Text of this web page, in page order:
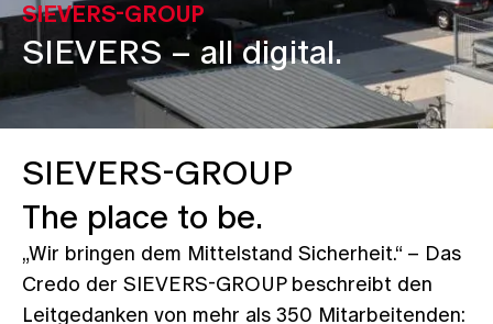
SIEVERS-GROUP
SIEVERS– all digital.
SIEVERS-GROUP
The place to be.
„Wir bringen dem Mittelstand Sicherheit.“ – Das
Credo der SIEVERS-GROUP beschreibt den
Leitgedanken von mehr als 350 Mitarbeitenden: